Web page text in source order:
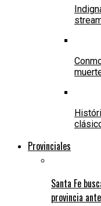
Provinciales
Santa Fe
provincia